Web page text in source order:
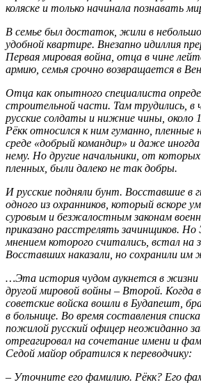
коляске и только начинала познавать
В семье был достаток, жили в
удобной квартире. Внезапно идиллия
Первая мировая война, отца в чине
армию, семья срочно возвращается в
Отца как опытного специалиста
строительной части. Там трудились, в
русские солдаты и нижние чины, около
Рёкк относился к ним гуманно, пленные
среде «добрый командир» и даже
нему. Но другие начальники, от
пленных, были далеко не так добры.
И русские подняли бунт. Восставшие в
одного из охранников, который вскоре
суровым и безжалостным законам
приказано расстрелять зачинщиков. Но
мнением которого считались, встал на
Восставших наказали, но сохранили им
…Эта история чудом аукнется в жизни
другой мировой войны – Второй. Когда
советские войска вошли в Будапешт,
в больнице. Во время составления
пожилой русский офицер неожиданно
отреагировал на сочетание имени и
Седой майор обратился к переводчику:
– Уточните его фамилию. Рёкк? Его